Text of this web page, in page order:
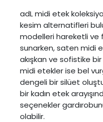
adL midi etek
kesim alternatifleri
modelleri hareketli ve
sunarken, saten midi
akışkan ve sofistike
midi etekler ise bel
dengeli bir silüet
bir kadın etek
seçenekler
olabilir.